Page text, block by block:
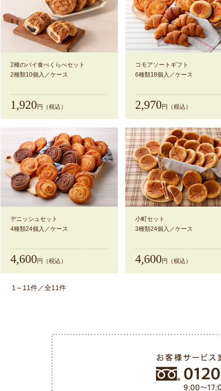
2種のパイ食べくらべセット
2種類10個入／ケース
1,920 円（税込）
コモアソートギフト
6種類18個入／ケース
2,970 円（税込）
デニッシュセット
4種類24個入／ケース
4,600 円（税込）
小町セット
3種類24個入／ケース
4,600 円（税込）
1～11件／全11件